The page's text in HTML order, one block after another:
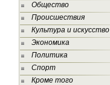
Общество
Происшествия
Культура и искусство
Экономика
Политика
Спорт
Кроме того